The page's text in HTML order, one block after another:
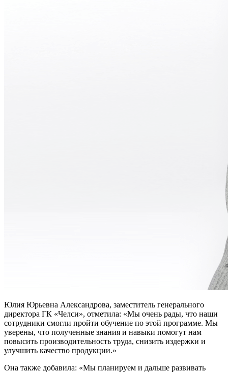
Юлия Юрьевна Александрова, заместитель генерального
директора ГК «Челси», отметила: «Мы очень рады, что наши
сотрудники смогли пройти обучение по этой программе. Мы
уверены, что полученные знания и навыки помогут нам
повысить производительность труда, снизить издержки и
улучшить качество продукции.»
Она также добавила: «Мы планируем и дальше развивать